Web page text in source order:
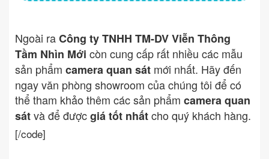
Ngoài raCông ty TNHH TM-DV Viễn Thông
Tầm Nhìn Mới còn cung cấp rất nhiều các mẫu
sản phẩm camera quan sát mới nhất. Hãy đến
ngay văn phòng showroom của chúng tôi để có
thể tham khảo thêm các sản phẩm camera quan
sátvà để đượcgiá tốt nhấtcho quý khách hàng.
[/code]